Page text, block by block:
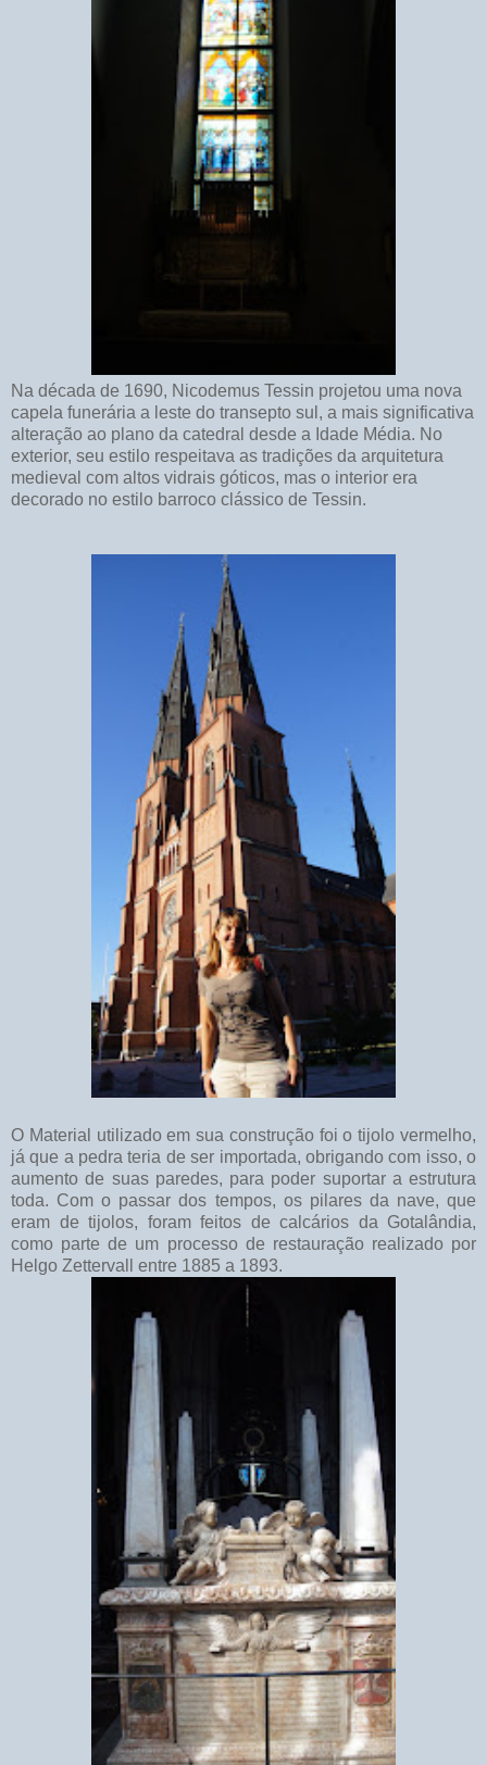
Na década de 1690, Nicodemus Tessin projetou uma nova
capela funerária a leste do transepto sul, a mais significativa
alteração ao plano da catedral desde a Idade Média. No
exterior, seu estilo respeitava as tradições da arquitetura
medieval com altos vidrais góticos, mas o interior era
decorado no estilo barroco clássico de Tessin.
O Material utilizado em sua construção foi o tijolo vermelho,
já que a pedra teria de ser importada, obrigando com isso, o
aumento de suas paredes, para poder suportar a estrutura
toda. Com o passar dos tempos, os pilares da nave, que
eram de tijolos, foram feitos de calcários da Gotalândia,
como parte de um processo de restauração realizado por
Helgo Zettervall entre 1885 a 1893.